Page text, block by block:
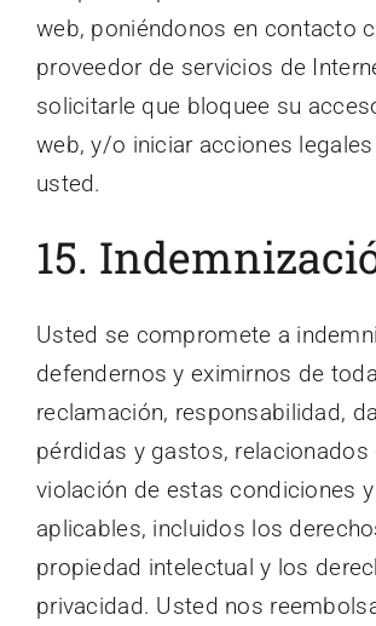
web, poniéndonos en contacto
proveedor de servicios de
solicitarle que bloquee su
web, y/o iniciar acciones
usted.
15.
Usted se compromete a
defendernos y eximirnos de toda
reclamación, responsabilidad,
pérdidas y gastos, relacionados
violación de estas condiciones
aplicables, incluidos los
propiedad intelectual y los
privacidad. Usted nos